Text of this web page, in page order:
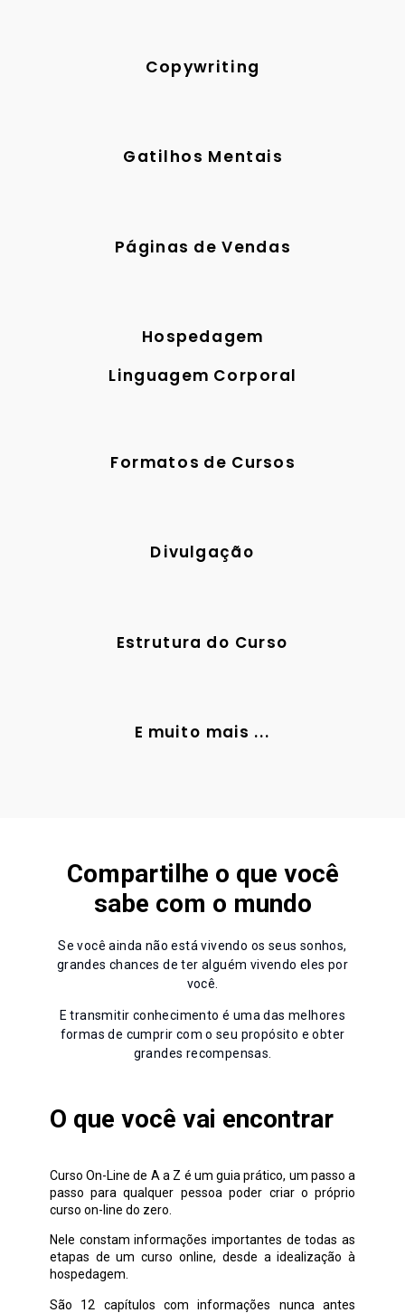
Copywriting
Gatilhos Mentais
Páginas de Vendas
Hospedagem
Linguagem Corporal
Formatos de Cursos
Divulgação
Estrutura do Curso
E muito mais ...
Compartilhe o que você
sabe com o mundo
Se você ainda não está vivendo os seus sonhos,
grandes chances de ter alguém vivendo eles por
você.
E transmitir conhecimento é uma das melhores
formas de cumprir com o seu propósito e obter
grandes recompensas.
O que você vai encontrar
Curso On-Line de A a Z é um guia prático, um passo a
passo para qualquer pessoa poder criar o próprio
curso on-line do zero.
Nele constam informações importantes de todas as
etapas de um curso online, desde a idealização à
hospedagem.
São 12 capítulos com informações nunca antes